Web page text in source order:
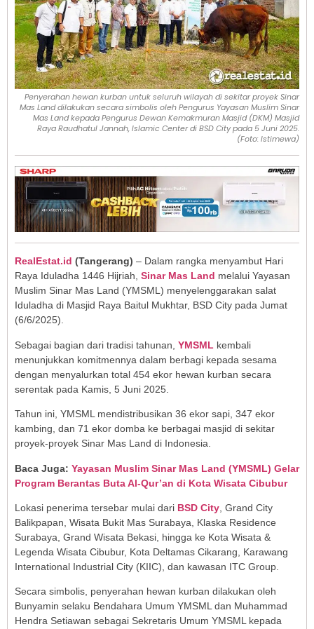
Penyerahan hewan kurban untuk seluruh wilayah di sekitar proyek Sinar
Mas Land dilakukan secara simbolis oleh Pengurus Yayasan Muslim Sinar
Mas Land kepada Pengurus Dewan Kemakmuran Masjid (DKM) Masjid
Raya Raudhatul Jannah, Islamic Center di BSD City pada 5 Juni 2025.
(Foto: Istimewa)
RealEstat.id (Tangerang) – Dalam rangka menyambut Hari
Raya Iduladha 1446 Hijriah, Sinar Mas Land melalui Yayasan
Muslim Sinar Mas Land (YMSML) menyelenggarakan salat
Iduladha di Masjid Raya Baitul Mukhtar, BSD City pada Jumat
(6/6/2025).
Sebagai bagian dari tradisi tahunan, YMSML kembali
menunjukkan komitmennya dalam berbagi kepada sesama
dengan menyalurkan total 454 ekor hewan kurban secara
serentak pada Kamis, 5 Juni 2025.
Tahun ini, YMSML mendistribusikan 36 ekor sapi, 347 ekor
kambing, dan 71 ekor domba ke berbagai masjid di sekitar
proyek-proyek Sinar Mas Land di Indonesia.
Baca Juga: Yayasan Muslim Sinar Mas Land (YMSML) Gelar
Program Berantas Buta Al-Qur’an di Kota Wisata Cibubur
Lokasi penerima tersebar mulai dari BSD City , Grand City
Balikpapan, Wisata Bukit Mas Surabaya, Klaska Residence
Surabaya, Grand Wisata Bekasi, hingga ke Kota Wisata &
Legenda Wisata Cibubur, Kota Deltamas Cikarang, Karawang
International Industrial City (KIIC), dan kawasan ITC Group.
Secara simbolis, penyerahan hewan kurban dilakukan oleh
Bunyamin selaku Bendahara Umum YMSML dan Muhammad
Hendra Setiawan sebagai Sekretaris Umum YMSML kepada